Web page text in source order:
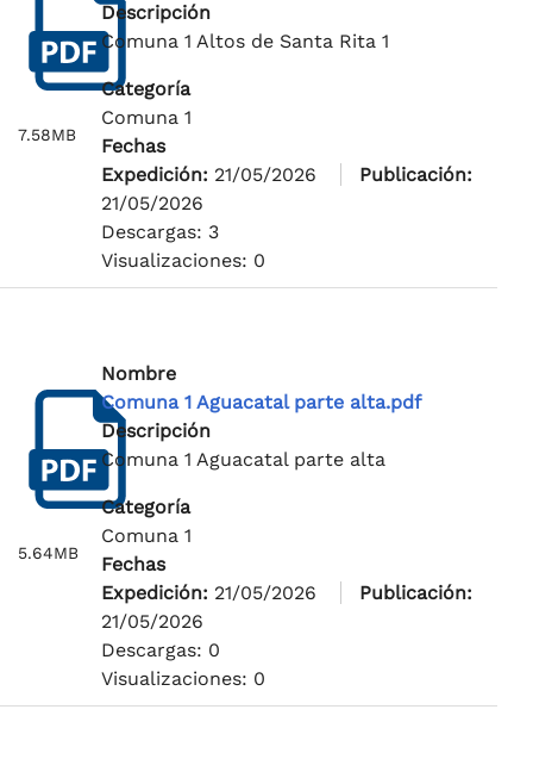
7.58MB
Descripción
Comuna 1 Altos de Santa Rita 1
Categoría
Comuna 1
Fechas
Expedición: 21/05/2026
Publicación:
21/05/2026
Descargas: 3
Visualizaciones: 0
5.64MB
Nombre
Comuna 1 Aguacatal parte alta.pdf
Descripción
Comuna 1 Aguacatal parte alta
Categoría
Comuna 1
Fechas
Expedición: 21/05/2026
Publicación:
21/05/2026
Descargas: 0
Visualizaciones: 0